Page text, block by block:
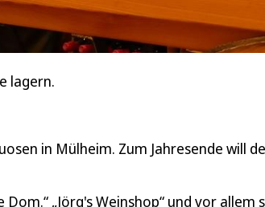
lagern.
in Mülheim. Zum Jahresende will
„Jörg's Weinshop“ und vor allem